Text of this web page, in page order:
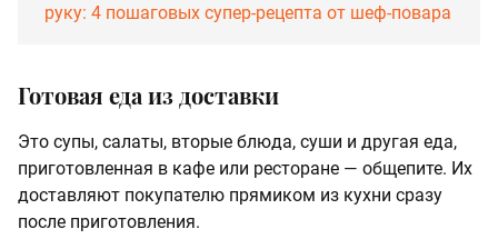
руку: 4 пошаговых супер-рецепта от шеф-повара
Готовая еда из доставки
Это супы, салаты, вторые блюда, суши и другая еда,
приготовленная в кафе или ресторане — общепите. Их
доставляют покупателю прямиком из кухни сразу
после приготовления.